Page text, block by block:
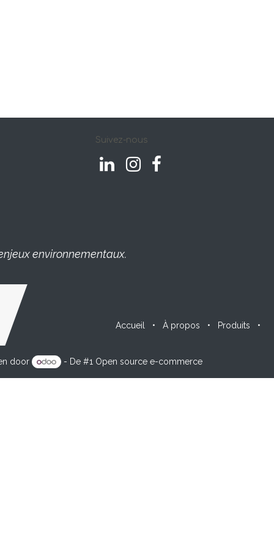
Suivez-nous
environnementaux.
Accueil • À propos • Produits •
door - De #1 Open source e-commerce